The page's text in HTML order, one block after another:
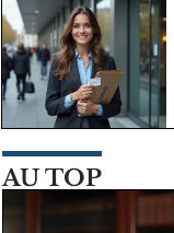
AU TOP